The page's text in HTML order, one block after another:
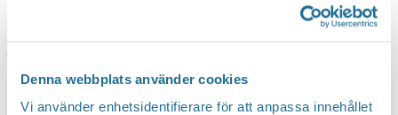
Denna webbplats använder cookies
Vi använder enhetsidentifierare för att anpassa innehållet
mars/april köra igång en sväng i Finland som förband till Sonata
Biljetter: tickster.com